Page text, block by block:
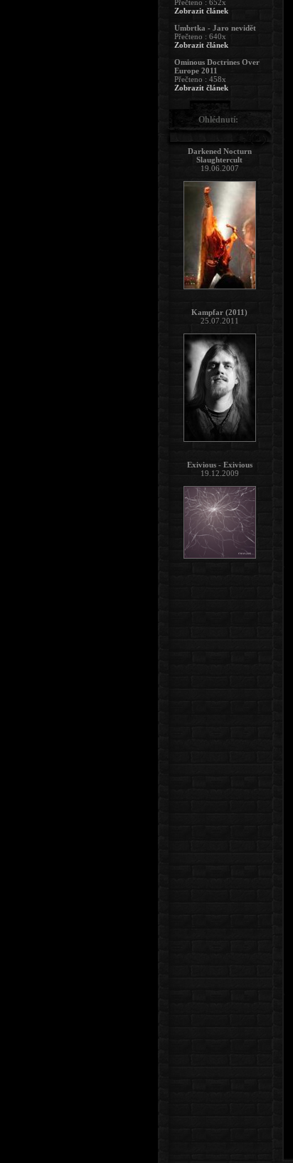
Přečteno : 652x
Zobrazit článek
Umbrtka - Jaro nevidět
Přečteno : 640x
Zobrazit článek
Ominous Doctrines Over
Europe 2011
Přečteno : 458x
Zobrazit článek
Ohlédnutí:
Darkened Nocturn
Slaughtercult
19.06.2007
Kampfar (2011)
25.07.2011
Exivious - Exivious
19.12.2009